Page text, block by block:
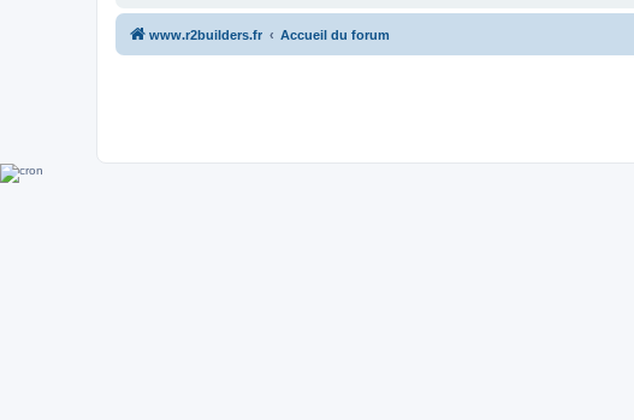
www.r2builders.fr Accueil du forum